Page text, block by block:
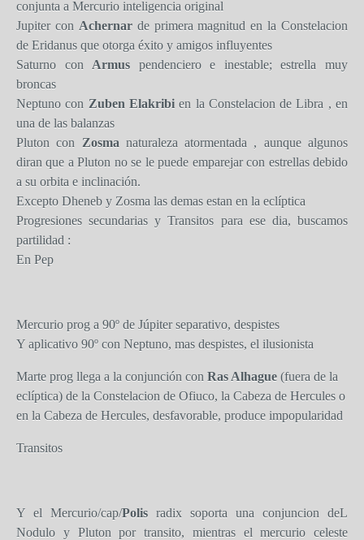
conjunta a Mercurio inteligencia original
Jupiter con Achernarde primera magnitud en la Constelacion
de Eridanus que otorga éxito y amigos influyentes
Saturno con Armus pendenciero e inestable; estrella muy
broncas
Neptuno con Zuben Elakribien la Constelacion de Libra , en
una de las balanzas
Pluton con Zosma naturaleza atormentada , aunque algunos
diran que a Pluton no se le puede emparejar con estrellas debido
a su orbita e inclinación.
Excepto Dheneb y Zosma las demas estan en la eclíptica
Progresiones secundarias y Transitos para ese dia, buscamos
partilidad :
En Pep
Mercurio prog a 90º de Júpiter separativo, despistes
Y aplicativo 90º con Neptuno, mas despistes, el ilusionista
Marte prog llega a la conjunción con Ras Alhague (fuera de la
eclíptica) de la Constelacion de Ofiuco, la Cabeza de Hercules o
en la Cabeza de Hercules, desfavorable, produce impopularidad
Transitos
Y el Mercurio/cap/Polis radix soporta una conjuncion deL
Nodulo y Pluton por transito, mientras el mercurio celeste